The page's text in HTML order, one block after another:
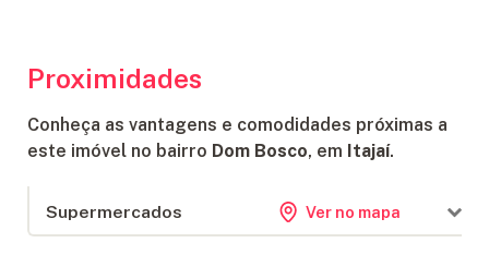
Proximidades
Conheça as vantagens e comodidades próximas a
este imóvel no bairro Dom Bosco, em Itajaí.
Supermercados Ver no mapa